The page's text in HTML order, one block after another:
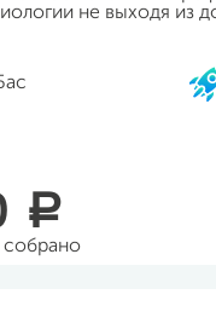
не выходя из
a